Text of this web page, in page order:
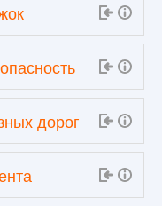
дорог